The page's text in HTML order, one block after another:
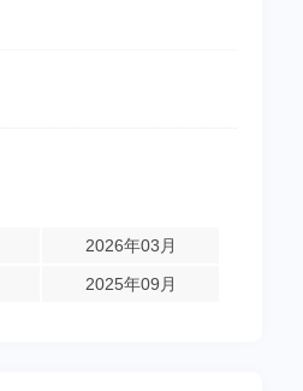
2026年03月
2025年09月